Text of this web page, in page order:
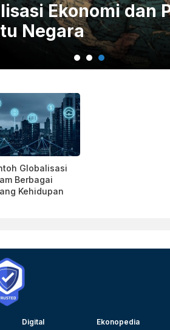
Ekonomi dan
Negara
Globalisasi
Berbagai
Kehidupan
Digital Ekonopedia